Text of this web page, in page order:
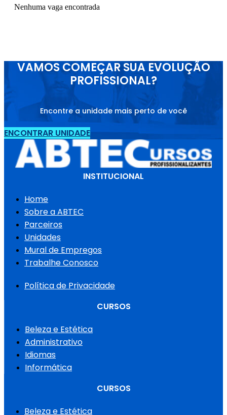
Nenhuma vaga encontrada
VAMOS COMEÇAR SUA EVOLUÇÃO
PROFISSIONAL?
Encontre a unidade mais perto de você
ENCONTRAR UNIDADE
INSTITUCIONAL
Home
Sobre a ABTEC
Parceiros
Unidades
Mural de Empregos
Trabalhe Conosco
Política de Privacidade
CURSOS
Beleza e Estética
Administrativo
Idiomas
Informática
CURSOS
Beleza e Estética